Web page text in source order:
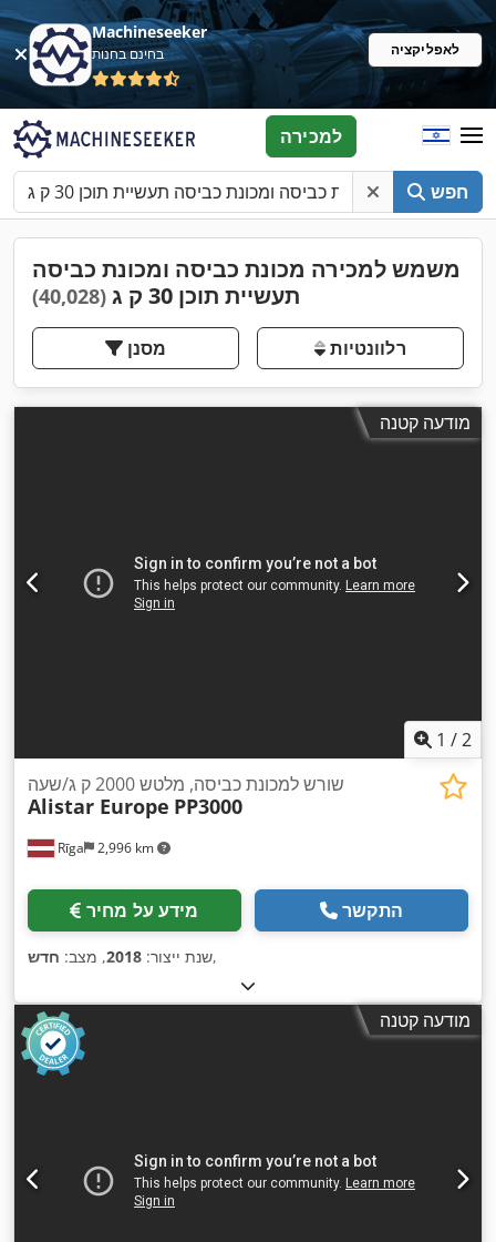
Machineseeker
בחינם בחנות לאפליקציה
חפש
למכירה
משמש למכירה מכונת כביסה ומכונת כביסה
תעשיית תוכן 30 ק ג
(40,028)
מסנן רלוונטיות
מודעה קטנה
1 /2
Rīga 2,996 km
שורש למכונת כביסה, מלטש 2000 ק ג/שעה
Alistar Europe PP3000
מידע על מחיר התקשר
שנת ייצור: 2018, מצב: חדש ,
מודעה קטנה